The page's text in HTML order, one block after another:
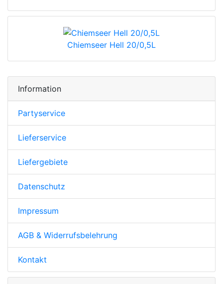
Chiemseer Hell 20/0,5L
Information
Partyservice
Lieferservice
Liefergebiete
Datenschutz
Impressum
AGB & Widerrufsbelehrung
Kontakt